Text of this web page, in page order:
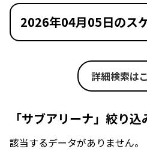
2026年04月05日のス
詳細検索は
「サブアリーナ」絞り込
該当するデータがありません。